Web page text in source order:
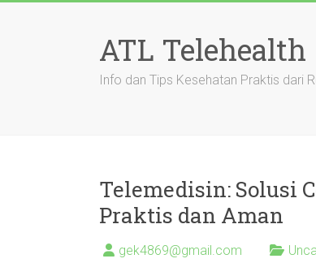
ATL Telehealth
Info dan Tips Kesehatan Praktis dari
Telemedisin: Solusi
Praktis dan Aman
gek4869@gmail.com